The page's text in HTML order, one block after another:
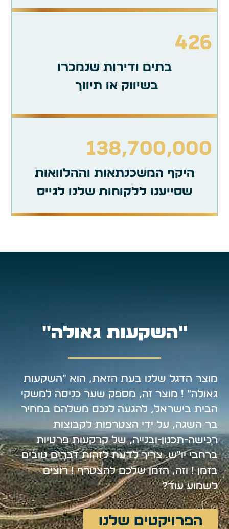
426
בתים ודירות שנמכרו
בשיווק או תיווך
138,700,000
היקף המשכנתאות וההלוואות
שסייענו ללקוחות שלנו לגייס
״השקעות גאולה״
מוצר הדגל שלנו בעת הזאת, הוא "השקעות
גאולה" ! מוצר זה, מספק שער כניסה למשקי
הבית בישראל, להגעה לנכס משלהם במחיר
בר השגה, על ידי הצטרפות לקבוצות
רכישה-תכנון-ובנייה, של קרקעות פרטיות
ברחבי יו"ש. צריך לדעת לזהות דברים טובים
בזמן ! וזה, הזמן שלכם להצטרף ! רוצים
לשמוע עוד?
הפרויקטים שלנו